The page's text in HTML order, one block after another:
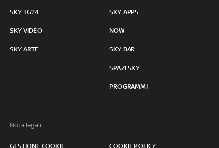
SKY TG24
SKY VIDEO
SKY ARTE
SKY APPS
NOW
SKY BAR
SPAZI SKY
PROGRAMMI
Note legali:
GESTIONE COOKIE COOKIE POLICY